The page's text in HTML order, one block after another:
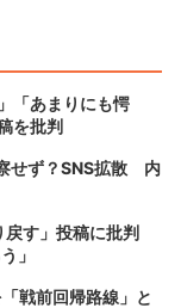
「あまりにも愕
を批判
せず？SNS拡散 内
戻す」投稿に批判
」
戦前回帰路線」と